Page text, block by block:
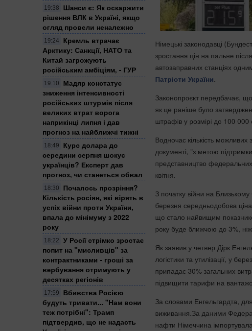
19:38
Шанси є: Як оскаржити
рішення ВЛК в Україні, якщо
огляд провели неналежно
19:24
Кремль втрачає
Арктику: Санкції, НАТО та
Китай загрожують
російським амбіціям, - ГУР
19:10
Мадяр констатує
зниження інтенсивності
російських штурмів після
великих втрат ворога
наприкінці липня і дав
прогноз на найближчі тижні
18:49
Курс долара до
середини серпня шокує
українців? Експерт дав
прогноз, чи станеться обвал
18:30
Почалось прозріння?
Кількість росіян, які вірять в
успіх війни проти України,
впала до мінімуму з 2022
року
18:22
У Росії стрімко зростає
попит на "мисливців" за
контрактниками - гроші за
вербування отримують у
десятках регіонів
17:59
Вбивства Росією
будуть тривати... "Нам вони
теж потрібні": Трамп
підтвердив, що не надасть
Німецькі законодавці
зростання цін на пальне
автозаправних станціях
Патріоти України
Законопроєкт передбачає,
як це раніше було
штрафів у розмірі до 100 000
Водночас кількість
документі, "з метою
представництво
квітня.
З початку війни на
березня середньодобова
що стало найвищим
року буде ближчою до 3%,
Як заявив у четвер Дірк
логістики та утилізації, у
припадає 30% загальних
підвищити тарифи на
За словами Енгельгардта,
виживання.За даними
нафти Німеччина